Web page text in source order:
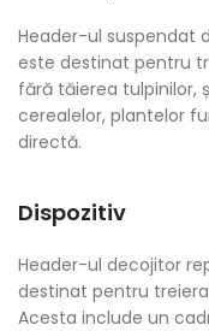
Header-ul suspendat
este destinat pentru
fără tăierea tulpinilor,
cerealelor, plantelor
directă.
Dispozitiv
Header-ul decojitor
destinat pentru
Acesta include un